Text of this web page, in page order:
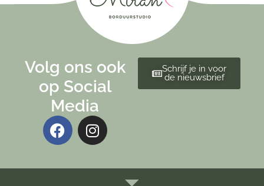
Volg ons ook
op Social
Media
F
a
e
I
n
t
Schrijf je in voor
de nieuwsbrief